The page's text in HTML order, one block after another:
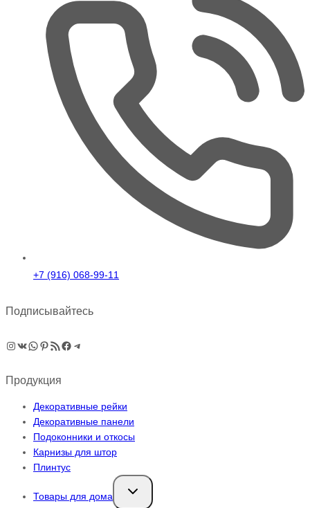
+7 (916) 068-99-11
Подписывайтесь
Instagram
ВКонтакте
WhatsApp
Pinterest
RSS-рассылка
Facebook
Telegram
Продукция
Декоративные рейки
Декоративные панели
Подоконники и откосы
Карнизы для штор
Плинтус
Товары для дома
Переключить
дочернее